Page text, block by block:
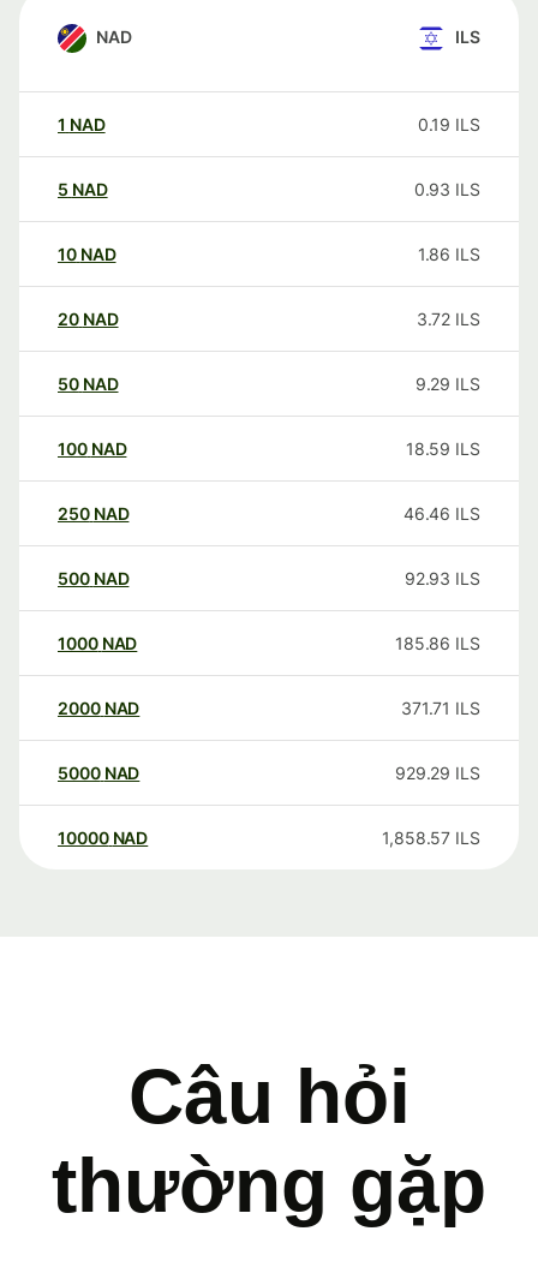
NAD ILS
1 NAD 0.19 ILS
5 NAD 0.93 ILS
10 NAD 1.86 ILS
20 NAD 3.72 ILS
50 NAD 9.29 ILS
100 NAD 18.59 ILS
250 NAD 46.46 ILS
500 NAD 92.93 ILS
1000 NAD 185.86 ILS
2000 NAD 371.71 ILS
5000 NAD 929.29 ILS
10000 NAD 1,858.57 ILS
Câu hỏi
thường gặp